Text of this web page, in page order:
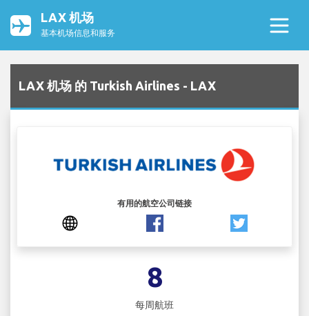
LAX 机场
基本机场信息和服务
LAX 机场 的 Turkish Airlines - LAX
有用的航空公司链接
8
每周航班